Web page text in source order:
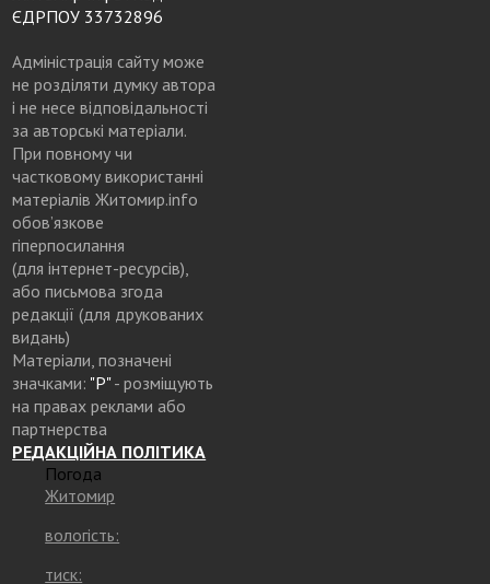
ЄДРПОУ 33732896
Адміністрація сайту може
не розділяти думку автора
і не несе відповідальності
за авторські матеріали.
При повному чи
частковому використанні
матеріалів Житомир.info
обов’язкове
гіперпосилання
(для інтернет-ресурсів),
або письмова згода
редакції (для друкованих
видань)
Матеріали, позначені
значками: "Р"- розміщують
на правах реклами або
партнерства
РЕДАКЦІЙНА ПОЛІТИКА
Погода
Житомир
вологість:
тиск: